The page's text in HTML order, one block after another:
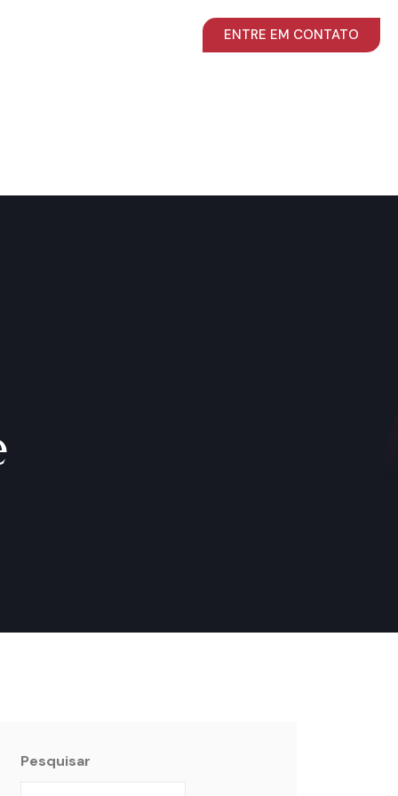
ENTRE EM CONTATO
Pesquisar